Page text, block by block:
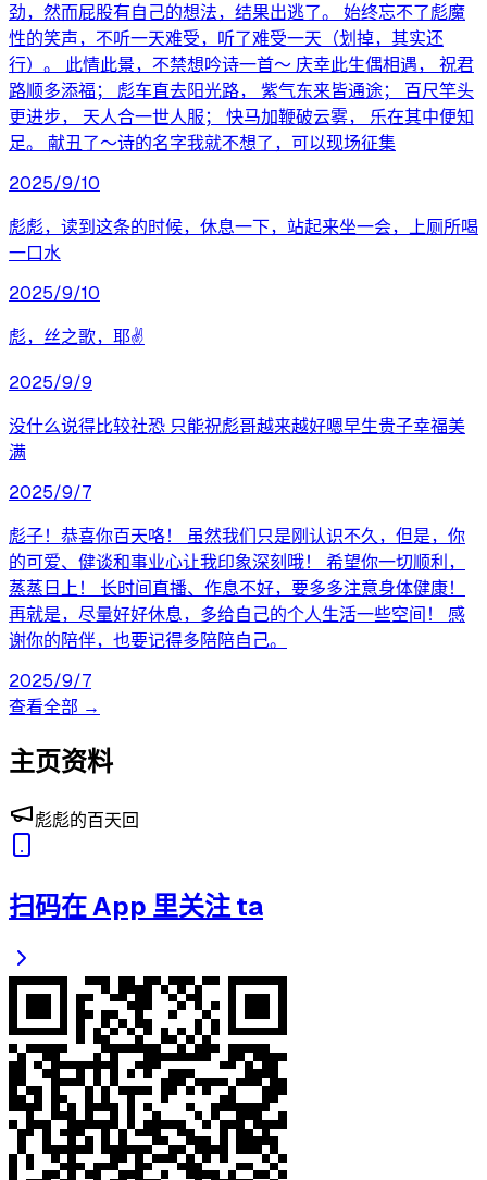
劲，然而屁股有自己的想法，结果出逃了。 始终忘不了彪魔
性的笑声，不听一天难受，听了难受一天（划掉，其实还
行）。 此情此景，不禁想吟诗一首～ 庆幸此生偶相遇， 祝君
路顺多添福； 彪车直去阳光路， 紫气东来皆通途； 百尺竿头
更进步， 天人合一世人服； 快马加鞭破云雾， 乐在其中便知
足。 献丑了～诗的名字我就不想了，可以现场征集
2025/9/10
彪彪，读到这条的时候，休息一下，站起来坐一会，上厕所喝
一口水
2025/9/10
彪，丝之歌，耶✌
2025/9/9
没什么说得比较社恐 只能祝彪哥越来越好嗯早生贵子幸福美
满
2025/9/7
彪子！恭喜你百天咯！ 虽然我们只是刚认识不久，但是，你
的可爱、健谈和事业心让我印象深刻哦！ 希望你一切顺利，
蒸蒸日上！ 长时间直播、作息不好，要多多注意身体健康！
再就是，尽量好好休息，多给自己的个人生活一些空间！ 感
谢你的陪伴，也要记得多陪陪自己。
2025/9/7
查看全部 →
主页资料
彪彪的百天回
扫码在 App 里关注 ta